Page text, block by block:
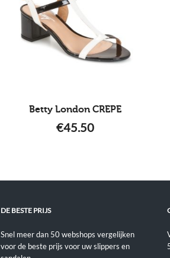
Betty London CREPE
€45.50
DE BESTE PRIJS
Snel meer dan 50 webshops vergelijken
voor de beste prijs voor uw slippers en